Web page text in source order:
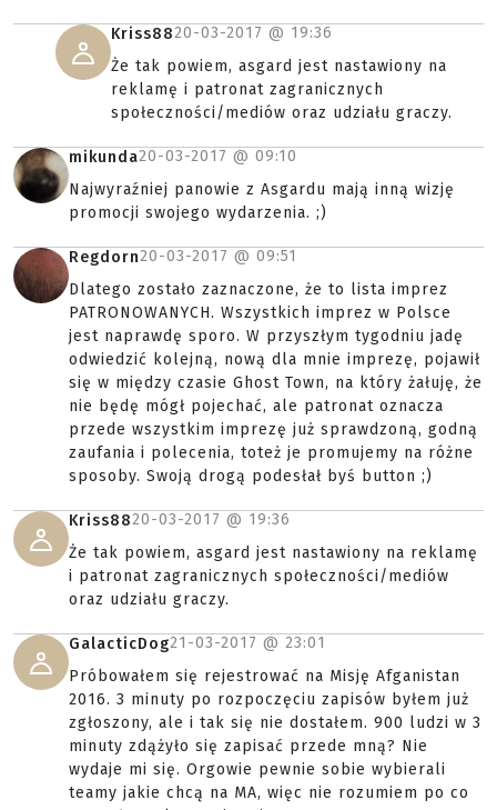
Kriss8820-03-2017 @ 19:36
Że tak powiem, asgard jest nastawiony na
reklamę i patronat zagranicznych
społeczności/mediów oraz udziału graczy.
mikunda20-03-2017 @ 09:10
Najwyraźniej panowie z Asgardu mają inną wizję
promocji swojego wydarzenia. ;)
Regdorn20-03-2017 @ 09:51
Dlatego zostało zaznaczone, że to lista imprez
PATRONOWANYCH. Wszystkich imprez w Polsce
jest naprawdę sporo. W przyszłym tygodniu jadę
odwiedzić kolejną, nową dla mnie imprezę, pojawił
się w między czasie Ghost Town, na który żałuję, że
nie będę mógł pojechać, ale patronat oznacza
przede wszystkim imprezę już sprawdzoną, godną
zaufania i polecenia, toteż je promujemy na różne
sposoby. Swoją drogą podesłał byś button ;)
Kriss8820-03-2017 @ 19:36
Że tak powiem, asgard jest nastawiony na reklamę
i patronat zagranicznych społeczności/mediów
oraz udziału graczy.
GalacticDog21-03-2017 @ 23:01
Próbowałem się rejestrować na Misję Afganistan
2016. 3 minuty po rozpoczęciu zapisów byłem już
zgłoszony, ale i tak się nie dostałem. 900 ludzi w 3
minuty zdążyło się zapisać przede mną? Nie
wydaje mi się. Orgowie pewnie sobie wybierali
teamy jakie chcą na MA, więc nie rozumiem po co